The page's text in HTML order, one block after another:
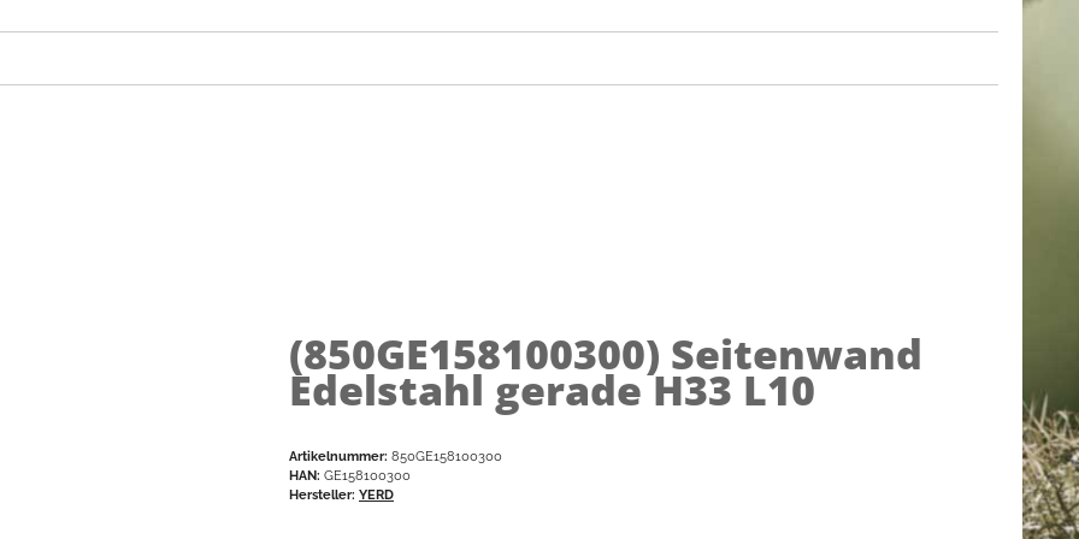
(850GE158100300) Seitenwand
Edelstahl gerade H33 L10
Artikelnummer: 850GE158100300
HAN: GE158100300
Hersteller: YERD